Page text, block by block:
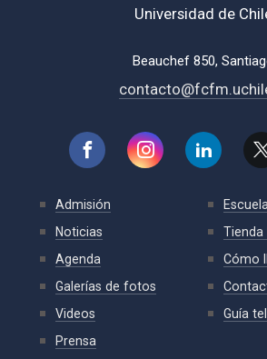
Universidad de
Beauchef 850,
Admisión
Noticias
Agenda
Galerías de fotos
Videos
Prensa
Cómo
Guía